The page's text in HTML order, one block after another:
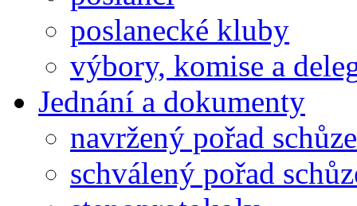
poslanecké kluby
výbory, komise a
Jednání a dokumenty
navržený pořad schůze
schválený pořad